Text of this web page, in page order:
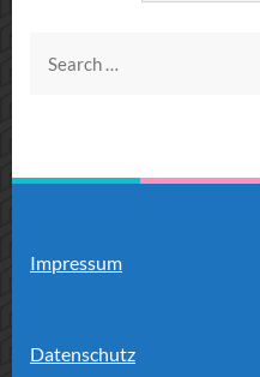
Search
Impressum
Datenschutz